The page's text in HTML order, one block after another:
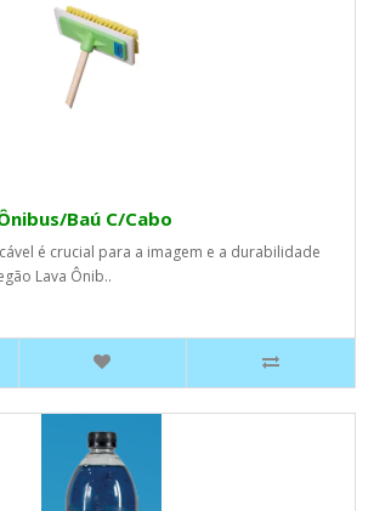
Baú C/Cabo
é crucial para a imagem e a durabilidade
Lava Ônib..